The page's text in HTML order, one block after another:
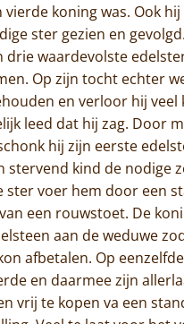
vierde koning was. Ook
ster gezien en
drie waardevolste
Op zijn tocht echter
en verloor hij
leed dat hij zag. Door
hij zijn eerste
stervend kind de nodige
ster voer hem door een
een rouwstoet. De
aan de weduwe
afbetalen. Op
en daarmee zijn
vrij te kopen va een